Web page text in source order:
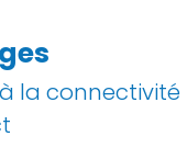
la connectivité